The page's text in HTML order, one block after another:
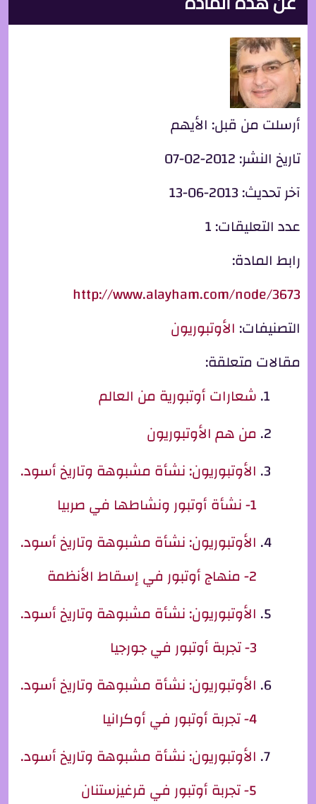
أرسلت من قبل: الأيهم
تاريخ النشر:2012-02-07
آخر تحديث:2013-06-13
عدد التعليقات:1
رابط المادة:
http://www.alayham.com/node/3673
التصنيفات: الأوتبوريون
مقالات متعلقة:
شعارات أوتبورية من العالم
من هم الأوتبوريون
الأوتبوريون: نشأة مشبوهة وتاريخ أسود.
1- نشأة أوتبور ونشاطها في صربيا
الأوتبوريون: نشأة مشبوهة وتاريخ أسود.
2- منهاج أوتبور في إسقاط الأنظمة
الأوتبوريون: نشأة مشبوهة وتاريخ أسود.
3- تجربة أوتبور في جورجيا
الأوتبوريون: نشأة مشبوهة وتاريخ أسود.
4- تجربة أوتبور في أوكرانيا
الأوتبوريون: نشأة مشبوهة وتاريخ أسود.
5- تجربة أوتبور في قرغيزستنان